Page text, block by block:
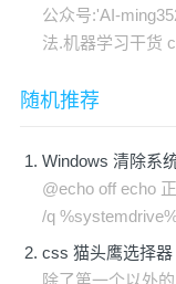
公众号:'AI-
法.机器学习干货
随机推荐
Windows 清除系
@echo off echo
/q
css 猫头鹰选择器
除了第一个以外